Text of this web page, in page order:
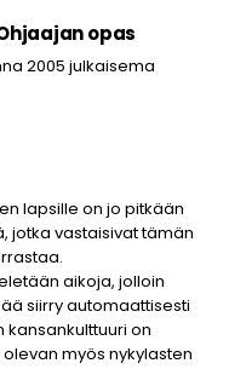
opas
2005 julkaisema
lapsille on jo pitkään
jotka vastaisivat tämän
aikoja, jolloin
siirry automaattisesti
kansankulttuuri on
myös nykylasten